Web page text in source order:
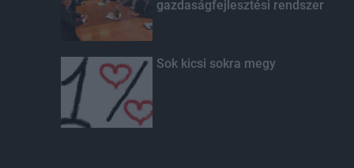
gazdaságfejlesztési rendszer
Sok kicsi sokra megy